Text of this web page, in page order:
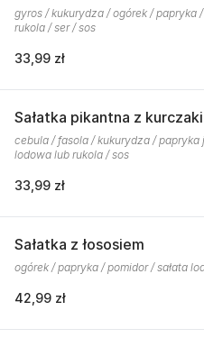
gyros / kukurydza / ogórek / papryka
rukola / ser / sos
33,99 zł
Sałatka pikantna z
cebula / fasola / kukurydza / papryka
lodowa lub rukola / sos
33,99 zł
Sałatka z łososiem
ogórek / papryka / pomidor / sałata
42,99 zł